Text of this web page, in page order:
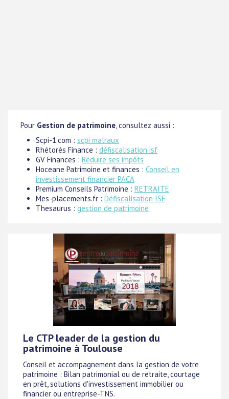
Pour Gestion de patrimoine , consultez aussi :
Scpi-1.com : scpi malraux
Rhétorès Finance : défiscalisation isf
GV Finances : Réduire ses impôts
Hoceane Patrimoine et finances : Conseil en
investissement financier PACA
Premium Conseils Patrimoine : RETRAITE
Mes-placements.fr : Défiscalisation ISF
Thesaurus : gestion de patrimoine
Le CTP leader de la gestion du
patrimoine à Toulouse
Conseil et accompagnement dans la gestion de votre
patrimoine : Bilan patrimonial ou de retraite, courtage
en prêt, solutions d'investissement immobilier ou
financier ou entreprise-TNS.